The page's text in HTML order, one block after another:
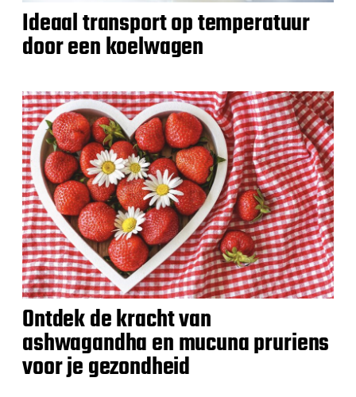
Ideaal transport op temperatuur
door een koelwagen
Ontdek de kracht van
ashwagandha en mucuna pruriens
voor je gezondheid